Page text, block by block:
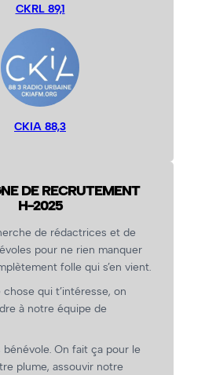
CKRL 89,1
CKIA 88,3
DE RECRUTEMENT
H-2025
de rédactrices et de
pour ne rien manquer
folle qui s’en vient.
chose qui t’intéresse, on
à notre équipe de
bénévole. On fait ça pour le
plume, assouvir notre